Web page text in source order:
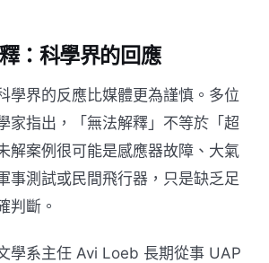
：科學界的回應
學界的反應比媒體更為謹慎。多位
家指出，「無法解釋」不等於「超
案例很可能是感應器故障、大氣
事測試或民間飛行器，只是缺乏足
判斷。
學系主任 Avi Loeb 長期從事 UAP